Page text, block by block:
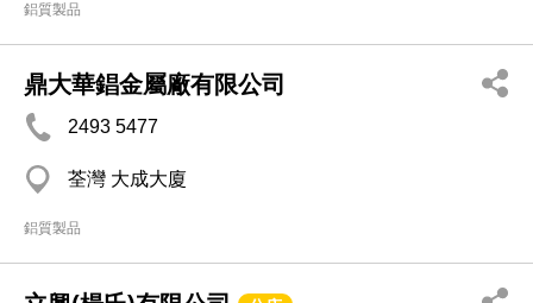
鋁質製品
鼎大華錩金屬廠有限公司
2493 5477
荃灣 大成大廈
鋁質製品